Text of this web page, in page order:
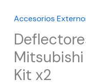
Accesorios
Kit x2